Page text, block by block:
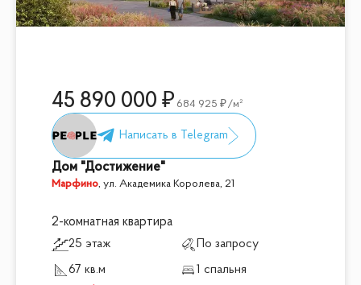
45 890 000 684 925 /м²
Дом "Достижение"
Марфино,ул. Академика Королева, 21
2-комнатная квартира
25 этаж
По запросу
67 кв.м
1 спальня